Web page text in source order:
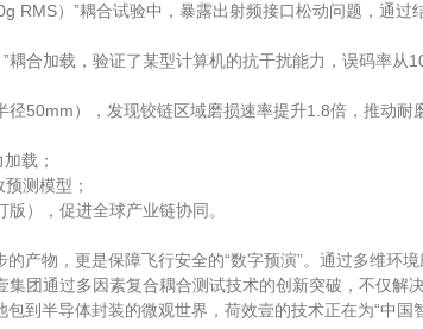
）”耦合试验中，暴露出射频接口松动问题，通过
合加载，验证了某型计算机的抗干扰能力，误码率从
50mm），发现铰链区域磨损速率提升1.8倍，推动耐
载；
测模型；
），促进全球产业链协同。
产物，更是保障飞行安全的“数字预演”。通过多维环
团通过多因素复合耦合测试技术的创新突破，不仅
到半导体封装的微观世界，荷效壹的技术正在为“中